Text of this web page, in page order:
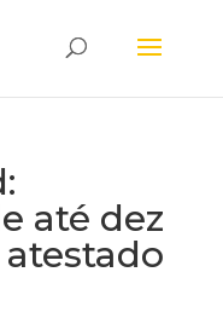
até dez